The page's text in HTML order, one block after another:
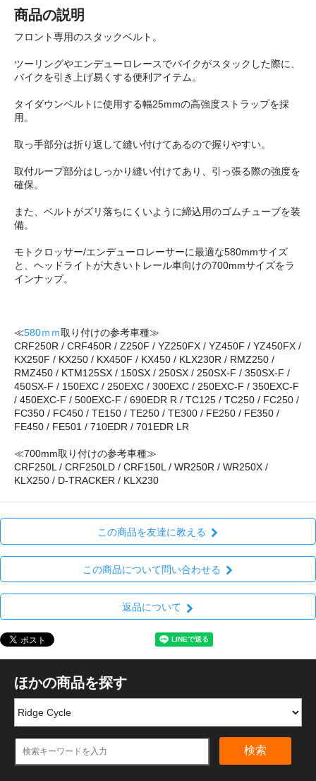
商品の説明
フロント専用のスタックベルト。
ツーリングやエンデューロレースでバイクがスタックした際に、
バイクを引き上げ易くする便利アイテム。
タイダウンベルトに使用する幅25mmの高強度ストラップを採
用。
取っ手部分は折り返して縫い付けてあるので握りやすい。
取付ループ部分はしっかり縫い付けてあり、引っ張る際の強度を
確保。
また、ベルトがズリ落ちにくいように締込用のゴムチューブを装
備。
モトクロッサー/エンデューロレーサーに最適な580mmサイズ
と、ヘッドライトが大きいトレール車向けの700mmサイズをラ
インナップ。
≪580ｍｍ取り付けの参考車種≫
CRF250R / CRF450R / Z250F / YZ250FX / YZ450F / YZ450FX /
KX250F / KX250 / KX450F / KX450 / KLX230R / RMZ250 /
RMZ450 / KTM125SX / 150SX / 250SX / 250SX-F / 350SX-F /
450SX-F / 150EXC / 250EXC / 300EXC / 250EXC-F / 350EXC-F
/ 450EXC-F / 500EXC-F / 690EDR R / TC125 / TC250 / FC250 /
FC350 / FC450 / TE150 / TE250 / TE300 / FE250 / FE350 /
FE450 / FE501 / 710EDR / 701EDR LR
≪700mm取り付けの参考車種≫
CRF250L / CRF250LD / CRF150L / WR250R / WR250X /
KLX250 / D-TRACKER / KLX230
この商品を友達に教える
この商品について問い合わせる
返品について
ほかの商品を探す
検索